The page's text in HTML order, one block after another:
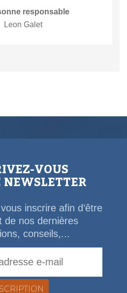
responsable
Leon Galet
VOUS
inscrire afin d’être
de nos dernières
conseils,...